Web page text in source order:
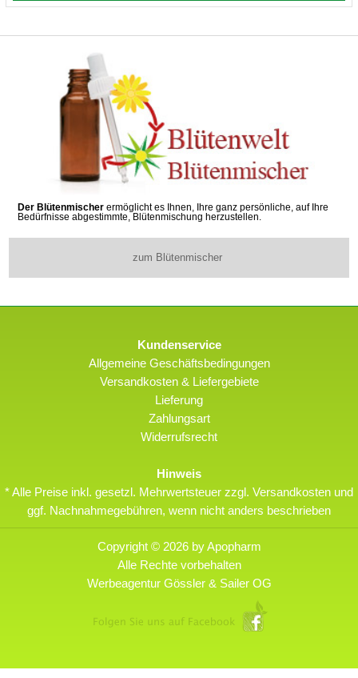
Der Blütenmischer ermöglicht es Ihnen, Ihre ganz persönliche, auf Ihre
Bedürfnisse abgestimmte, Blütenmischung herzustellen.
zum Blütenmischer
Kundenservice
Allgemeine Geschäftsbedingungen
Versandkosten & Liefergebiete
Lieferung
Zahlungsart
Widerrufsrecht
Hinweis
* Alle Preise inkl. gesetzl. Mehrwertsteuer zzgl. Versandkosten und
ggf. Nachnahmegebühren, wenn nicht anders beschrieben
Copyright © 2026 by Apopharm
Alle Rechte vorbehalten
Werbeagentur Gössler & Sailer OG